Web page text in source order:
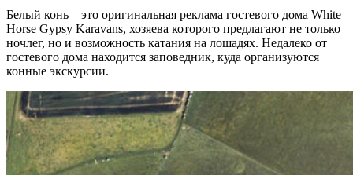
Белый конь – это оригинальная реклама гостевого дома White
Horse Gypsy Karavans, хозяева которого предлагают не только
ночлег, но и возможность катания на лошадях. Недалеко от
гостевого дома находится заповедник, куда организуются
конные экскурсии.